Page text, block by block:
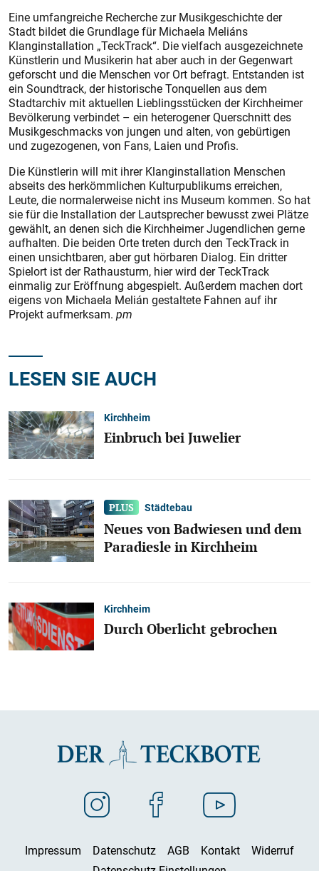
Eine umfangreiche Recherche zur Musikgeschichte der
Stadt bildet die Grundlage für Michaela Meliáns
Klanginstallation „TeckTrack“. Die vielfach ausgezeichnete
Künstlerin und Musikerin hat aber auch in der Gegenwart
geforscht und die Menschen vor Ort befragt. Entstanden ist
ein Soundtrack, der historische Tonquellen aus dem
Stadtarchiv mit aktuellen Lieblingsstücken der Kirchheimer
Bevölkerung verbindet – ein heterogener Querschnitt des
Musikgeschmacks von jungen und alten, von gebürtigen
und zugezogenen, von Fans, Laien und Profis.
Die Künstlerin will mit ihrer Klanginstallation Menschen
abseits des herkömmlichen Kulturpublikums erreichen,
Leute, die normalerweise nicht ins Museum kommen. So hat
sie für die Installation der Lautsprecher bewusst zwei Plätze
gewählt, an denen sich die Kirchheimer Jugendlichen gerne
aufhalten. Die beiden Orte treten durch den TeckTrack in
einen unsichtbaren, aber gut hörbaren Dialog. Ein dritter
Spielort ist der Rathausturm, hier wird der TeckTrack
einmalig zur Eröffnung abgespielt. Außerdem machen dort
eigens von Michaela Melián gestaltete Fahnen auf ihr
Projekt aufmerksam. pm
LESEN SIE AUCH
Kirchheim
Einbruch bei Juwelier
Städtebau
Neues von Badwiesen und dem
Paradiesle in Kirchheim
Kirchheim
Durch Oberlicht gebrochen
Impressum Datenschutz AGB Kontakt
Widerruf